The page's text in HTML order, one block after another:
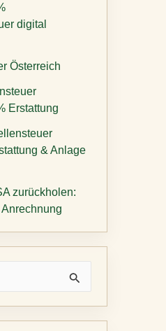
digital
Österreich
Erstattung
& Anlage
zurückholen: